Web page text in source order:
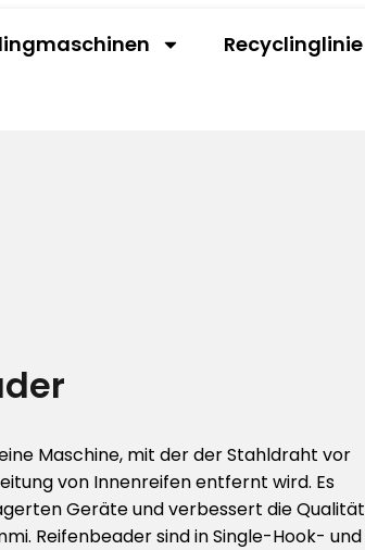
Recyclinglinie
Maschine, mit der der Stahldraht vor
von Innenreifen entfernt wird. Es
Geräte und verbessert die Qualität
Reifenbeader sind in Single-Hook- und